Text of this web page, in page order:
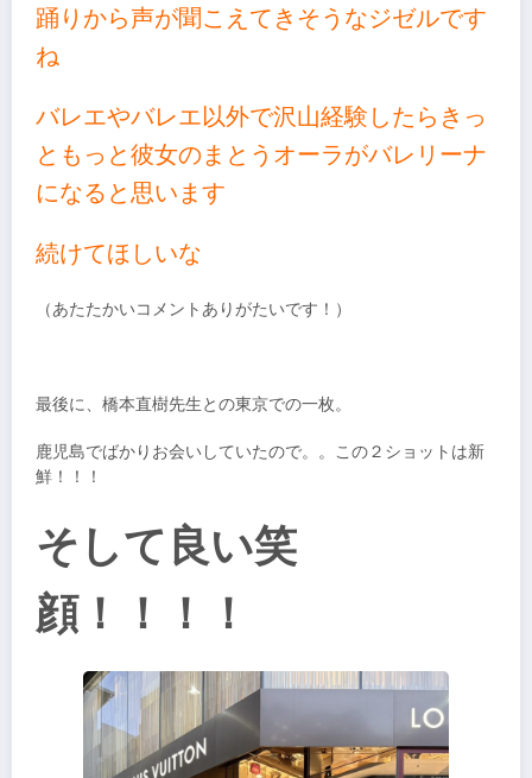
踊りから声が聞こえてきそうなジゼルです
ね
バレエやバレエ以外で沢山経験したらきっ
ともっと彼女のまとうオーラがバレリーナ
になると思います
続けてほしいな
（あたたかいコメントありがたいです！）
最後に、橋本直樹先生との東京での一枚。
鹿児島でばかりお会いしていたので。。この２ショットは新
鮮！！！
そして良い笑
顔！！！！